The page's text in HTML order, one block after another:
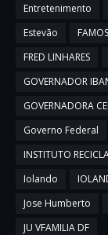
Entretenimento
Estevão
FRED LINHARES
GOVERNADOR
GOVERNADORA
Governo Federal
INSTITUTO
Iolando
Jose Humberto
JU VFAMILIA DF